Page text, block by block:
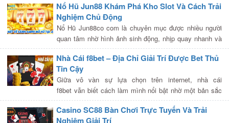
Nổ Hũ Jun88 Khám Phá Kho Slot Và Cách Trải
Nghiệm Chủ Động
Nổ Hũ Jun88co com là chuyên mục được nhiều người
quan tâm nhờ hình ảnh sinh động, nhịp quay nhanh và
hệ thống tính năng đa dạng. Mỗi trò chơi thường xây
dựng một chủ đề […]
Nhà Cái f8bet – Địa Chỉ Giải Trí Được Bet Thủ
Tin Cậy
Giữa vô vàn sự lựa chọn trên internet, nhà cái
f8bet vẫn biết cách làm mình nổi bật nhờ một bản sắc
thương hiệu không thể trộn lẫn. Tinh thần hiện đại,
phóng khoáng nhưng lại […]
Casino SC88 Bàn Chơi Trực Tuyến Và Trải
Nghiệm Giải Trí